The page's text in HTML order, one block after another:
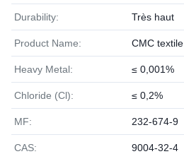
Durability: Très haut
Product Name: CMC textile
Heavy Metal: ≤ 0,001%
Chloride (Cl): ≤ 0,2%
MF: 232-674-9
CAS: 9004-32-4